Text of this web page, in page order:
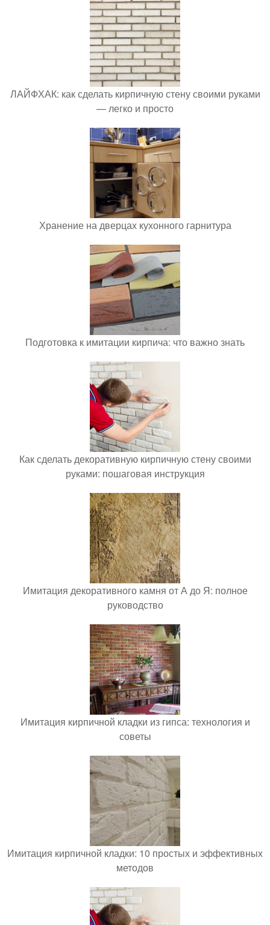
ЛАЙФХАК: как сделать кирпичную стену своими руками
— легко и просто
Хранение на дверцах кухонного гарнитура
Подготовка к имитации кирпича: что важно знать
Как сделать декоративную кирпичную стену своими
руками: пошаговая инструкция
Имитация декоративного камня от А до Я: полное
руководство
Имитация кирпичной кладки из гипса: технология и
советы
Имитация кирпичной кладки: 10 простых и эффективных
методов